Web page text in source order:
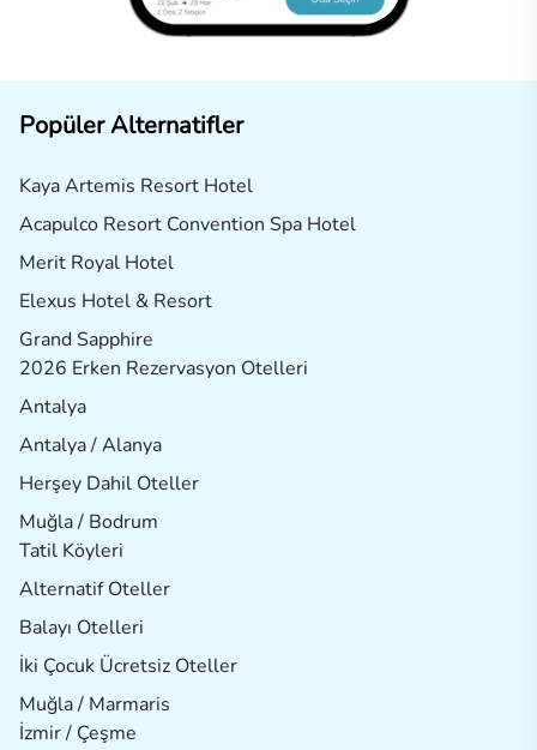
Popüler Alternatifler
Kaya Artemis Resort Hotel
Acapulco Resort Convention Spa Hotel
Merit Royal Hotel
Elexus Hotel & Resort
Grand Sapphire
2026 Erken Rezervasyon Otelleri
Antalya
Antalya / Alanya
Herşey Dahil Oteller
Muğla / Bodrum
Tatil Köyleri
Alternatif Oteller
Balayı Otelleri
İki Çocuk Ücretsiz Oteller
Muğla / Marmaris
İzmir / Çeşme